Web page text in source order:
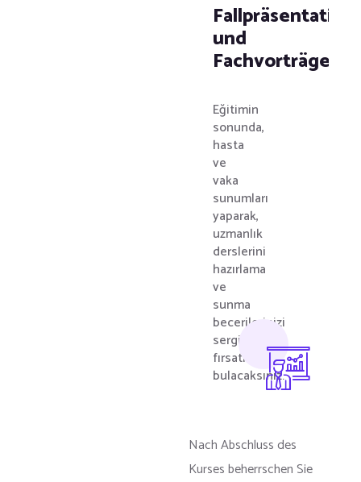
und
Fachvorträge
Eğitimin
sonunda,
hasta
ve
vaka
sunumları
yaparak,
uzmanlık
derslerini
hazırlama
ve
sunma
becerilerinizi
sergileme
fırsatı
bulacaksınız.
Nach Abschluss des
Kurses beherrschen Sie